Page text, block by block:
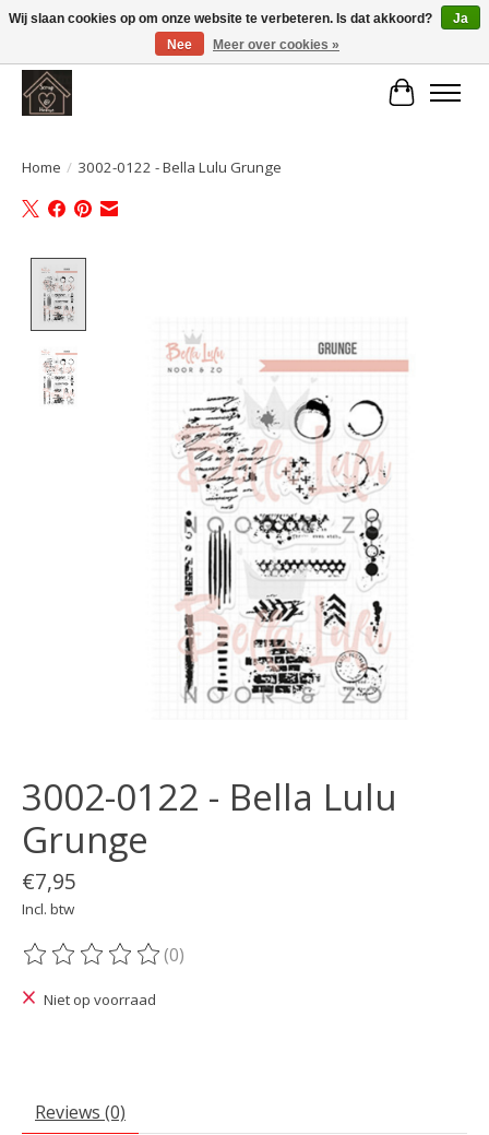
Large selection of products and fast shipping!
Home / 3002-0122 - Bella Lulu Grunge
3002-0122 - Bella Lulu
Grunge
€7,95
Incl. btw
De beoordeling van dit product is
(0)
Niet op voorraad
Reviews (0)
Wij slaan cookies op om onze website te verbeteren. Is dat akkoord?
Ja
Nee
Meer over cookies »